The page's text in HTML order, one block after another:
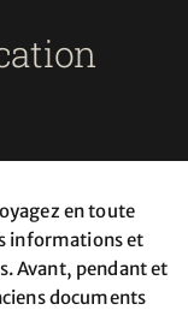
en toute
informations et
Avant, pendant et
documents